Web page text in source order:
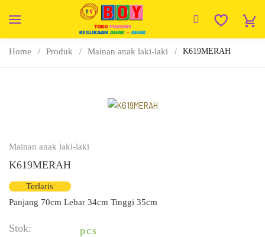
Home Produk Mainan anak laki-laki K619MERAH
Mainan anak laki-laki
K619MERAH
Terlaris
Panjang 70cm Lebar 34cm Tinggi 35cm
Stok: pcs